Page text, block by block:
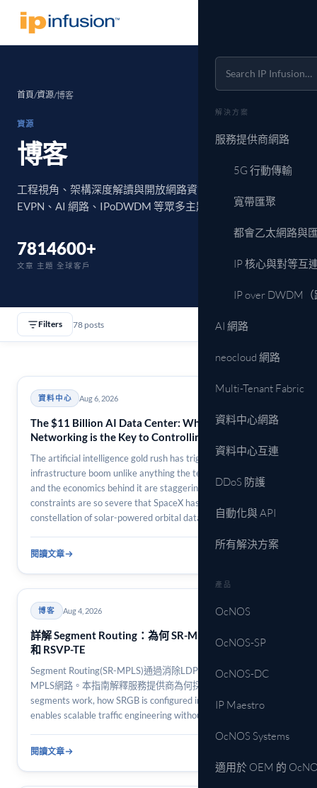
解決方案
服務提供商網路
5G 行動傳輸
寬帶匯聚
都會乙太網路與
IP 核心與對等互
IP over DWDM
AI 網路
neocloud 網路
Multi-Tenant Fabric
資料中心網路
資料中心互連
DDoS 防護
自動化與 API
所有解決方案
產品
OcNOS
OcNOS-SP
OcNOS-DC
IP Maestro
OcNOS Systems
適用於 OEM 的
首頁/資源/博客
資源
博客
工程視角、架構深度解讀與開放網路資訊：涵蓋 SR‑MPLS、
EVPN、AI 網路、IPoDWDM 等眾多主題。
78
文章
14
主題
600+
全球客戶
Filters 78 posts
資料中心 Aug 6, 2026
The $11 Billion AI Data Center: Why Open
Networking is the Key to Controlling TCO
The artificial intelligence gold rush has triggered an
infrastructure boom unlike anything the tech industry has seen,
and the economics behind it are staggering. Power and land
constraints are so severe that SpaceX has filed plans for a
constellation of solar-powered orbital data centers, betting
閱讀文章
博客 Aug 4, 2026
詳解 Segment Routing：為何 SR-MPLS 正在取代 LDP
和 RSVP-TE
Segment Routing(SR-MPLS)通過消除LDP和RSVP-TE信令簡化
MPLS網路。本指南解釋服務提供商為何採用SR以及如何採用。
segments work, how SRGB is configured in OcNOS, and how SR
enables scalable traffic engineering without per-flow state.
閱讀文章